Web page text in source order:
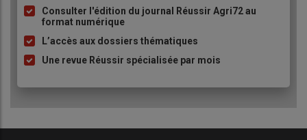
à
puce
Consulter l'édition du journal Réussir Agri72 au
format numérique
L’accès aux dossiers thématiques
Une revue Réussir spécialisée par mois